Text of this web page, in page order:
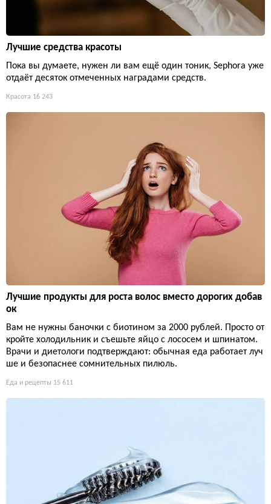
Лучшие средства красоты
Пока вы думаете, нужен ли вам ещё один тоник, Sephora уже
отдаёт десяток отмеченных наградами средств.
Красота 16 243
Лучшие продукты для роста волос вместо дорогих добав
ок
Вам не нужны баночки с биотином за 2000 рублей. Просто от
кройте холодильник и съешьте яйцо с лососем и шпинатом.
Врачи и диетологи подтверждают: обычная еда работает луч
ше и безопаснее сомнительных пилюль.
Еда и рецепты 15 611